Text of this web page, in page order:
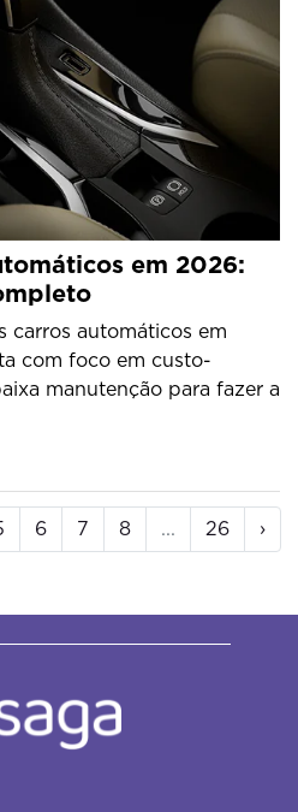
em 2026:
carros automáticos em
com foco em custo-
manutenção para fazer a
6 7 8 ... 26 ›